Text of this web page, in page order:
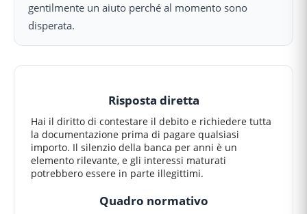
gentilmente un aiuto perché al momento sono
disperata.
Risposta diretta
Hai il diritto di contestare il debito e richiedere tutta
la documentazione prima di pagare qualsiasi
importo. Il silenzio della banca per anni è un
elemento rilevante, e gli interessi maturati
potrebbero essere in parte illegittimi.
Quadro normativo